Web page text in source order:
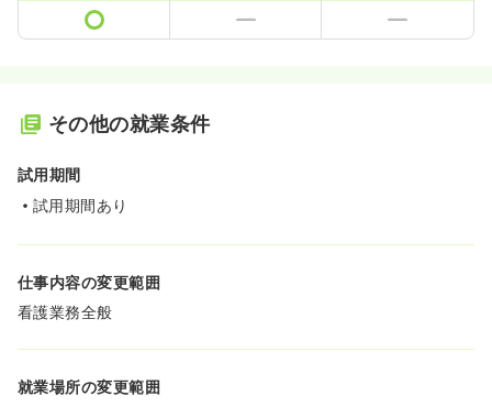
その他の就業条件
試用期間
試用期間あり
仕事内容の変更範囲
看護業務全般
就業場所の変更範囲